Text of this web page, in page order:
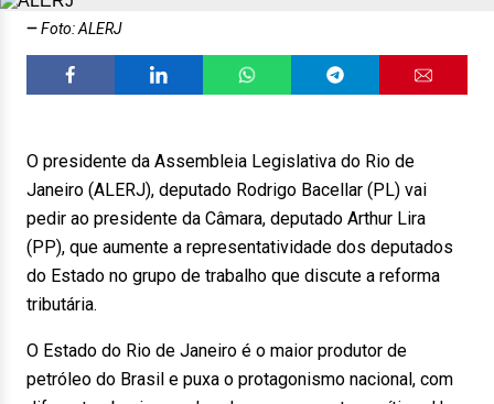
Foto: ALERJ
O presidente da Assembleia Legislativa do Rio de
Janeiro (ALERJ), deputado Rodrigo Bacellar (PL) vai
pedir ao presidente da Câmara, deputado Arthur Lira
(PP), que aumente a representatividade dos deputados
do Estado no grupo de trabalho que discute a reforma
tributária.
O Estado do Rio de Janeiro é o maior produtor de
petróleo do Brasil e puxa o protagonismo nacional, com